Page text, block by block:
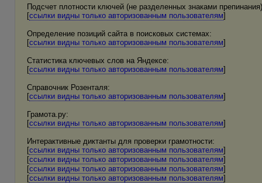
Подсчет плотности ключей (не разделенных знаками
[ссылки видны только авторизованным пользователям]
Определение позиций сайта в поисковых системах:
[ссылки видны только авторизованным пользователям]
Статистика ключевых слов на Яндексе:
[ссылки видны только авторизованным пользователям]
Справочник Розенталя:
[ссылки видны только авторизованным пользователям]
Грамота.ру:
[ссылки видны только авторизованным пользователям]
Интерактивные диктанты для проверки грамотности:
[ссылки видны только авторизованным пользователям]
[ссылки видны только авторизованным пользователям]
[ссылки видны только авторизованным пользователям]
[ссылки видны только авторизованным пользователям]